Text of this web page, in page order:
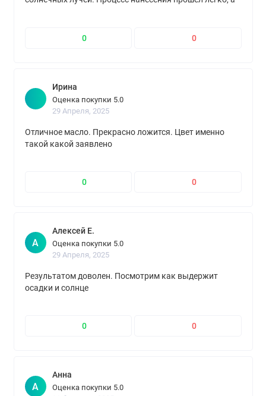
0 0
Ирина
Оценка покупки 5.0
29 Апреля, 2025
Отличное масло. Прекрасно ложится. Цвет именно
такой какой заявлено
0 0
А
Алексей Е.
Оценка покупки 5.0
29 Апреля, 2025
Результатом доволен. Посмотрим как выдержит
осадки и солнце
0 0
А
Анна
Оценка покупки 5.0